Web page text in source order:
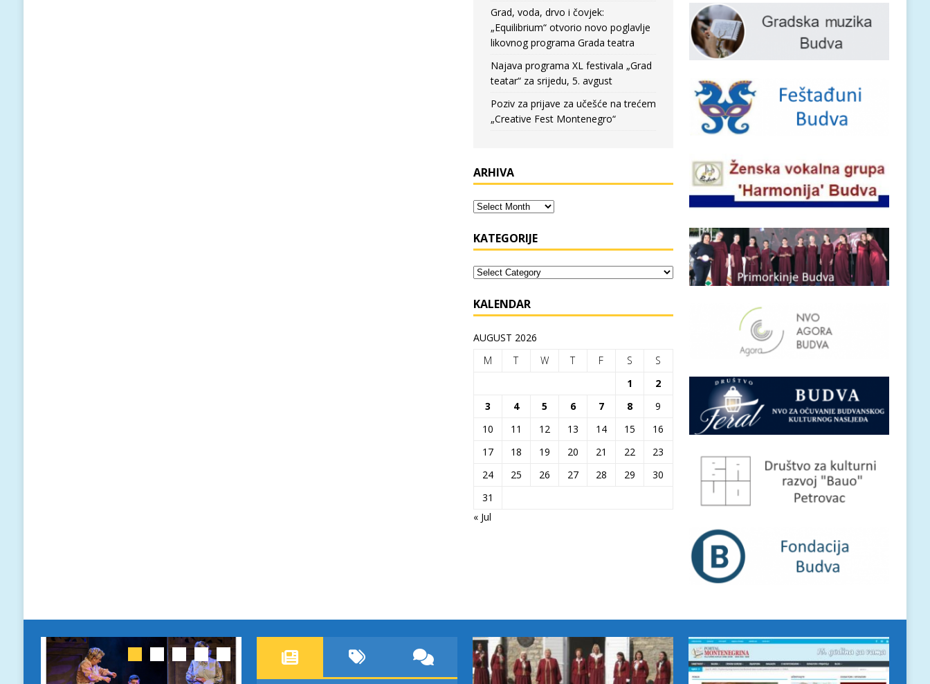
Grad, voda, drvo i čovjek:
„Equilibrium“ otvorio novo poglavlje
likovnog programa Grada teatra
Najava programa XL festivala „Grad
teatar“ za srijedu, 5. avgust
Poziv za prijave za učešće na trećem
„Creative Fest Montenegro“
ARHIVA
KATEGORIJE
KALENDAR
AUGUST 2026
M
T W T F S
S
1
2
3
4 5 6 7 8
9
10
11 12 13 14 15
16
17
18 19 20 21 22
23
24
25 26 27 28 29
30
31
« Jul